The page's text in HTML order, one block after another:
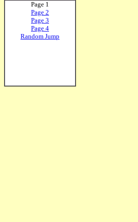
Page 1
Page 2
Page 3
Page 4
Random Jump